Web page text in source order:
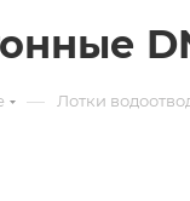
— Лотки